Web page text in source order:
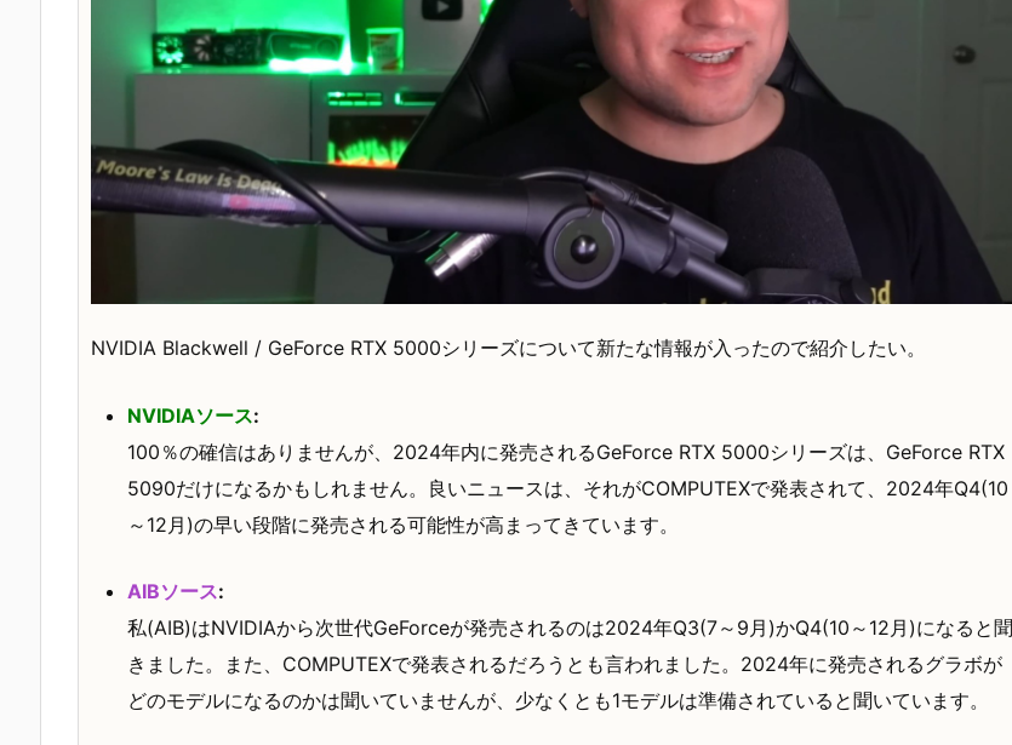
NVIDIA Blackwell / GeForce RTX 5000シリーズについて新たな情報が入ったので紹介したい。
NVIDIAソース:
100％の確信はありませんが、2024年内に発売されるGeForce RTX 5000シリーズは、GeForce RTX
5090だけになるかもしれません。良いニュースは、それがCOMPUTEXで発表されて、2024年Q4(10
～12月)の早い段階に発売される可能性が高まってきています。
AIBソース:
私(AIB)はNVIDIAから次世代GeForceが発売されるのは2024年Q3(7～9月)かQ4(10～12月)になると聞
きました。また、COMPUTEXで発表されるだろうとも言われました。2024年に発売されるグラボが
どのモデルになるのかは聞いていませんが、少なくとも1モデルは準備されていると聞いています。